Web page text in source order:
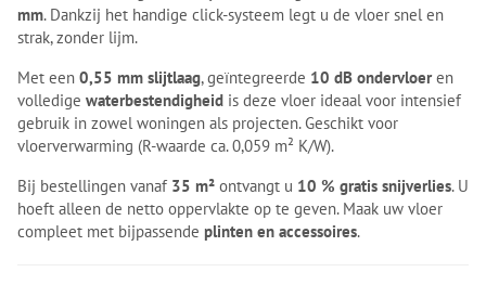
mm. Dankzij het handige click-systeem legt u de vloer snel en
strak, zonder lijm.
Met een 0,55 mm slijtlaag, geïntegreerde 10 dB ondervloeren
volledige waterbestendigheid is deze vloer ideaal voor intensief
gebruik in zowel woningen als projecten. Geschikt voor
vloerverwarming (R-waarde ca. 0,059 m² K/W).
Bij bestellingen vanaf 35 m² ontvangt u 10 % gratis snijverlies. U
hoeft alleen de netto oppervlakte op te geven. Maak uw vloer
compleet met bijpassende plinten en accessoires.